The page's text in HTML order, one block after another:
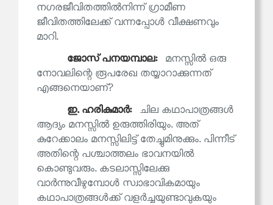
നഗരജീവിതത്തിൽനിന്ന് ഗ്രാമീണ
ജീവിതത്തിലേക്ക് വന്നപ്പോൾ വീക്ഷണവും
മാറി.
ജോസ് പനയമ്പാല:
മനസ്സിൽ ഒരു
നോവലിന്റെ രൂപരേഖ തയ്യാറാക്കുന്നത്
എങ്ങനെയാണ്?
ഇ. ഹരികുമാര്‍:
ചില കഥാപാത്രങ്ങൾ
ആദ്യം മനസ്സിൽ ഉരുത്തിരിയും. അത്
കുറേക്കാലം മനസ്സിലിട്ട് തേച്ചുമിനുക്കും. പിന്നീട്
അതിന്റെ പശ്ചാത്തലം ഭാവനയിൽ
കൊണ്ടുവരും. കടലാസ്സിലേക്കു
വാർന്നുവീഴുമ്പോൾ സ്വാഭാവികമായും
കഥാപാത്രങ്ങൾക്ക് വളർച്ചയുണ്ടാവുകയും